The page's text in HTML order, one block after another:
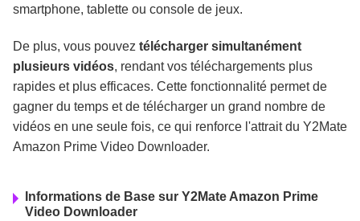
smartphone, tablette ou console de jeux.
De plus, vous pouvez télécharger simultanément
plusieurs vidéos, rendant vos téléchargements plus
rapides et plus efficaces. Cette fonctionnalité permet de
gagner du temps et de télécharger un grand nombre de
vidéos en une seule fois, ce qui renforce l'attrait du Y2Mate
Amazon Prime Video Downloader.
Informations de Base sur Y2Mate Amazon Prime
Video Downloader